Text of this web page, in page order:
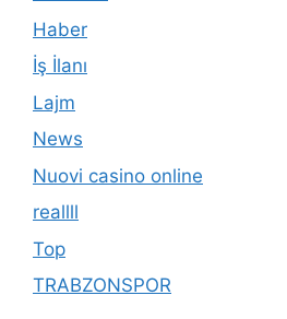
Haber
İş İlanı
Lajm
News
Nuovi casino online
reallll
Top
TRABZONSPOR